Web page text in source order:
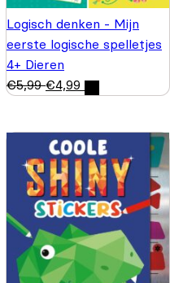
Logisch denken - Mijn
eerste logische spelletjes
4+ Dieren
€5,99 €4,99